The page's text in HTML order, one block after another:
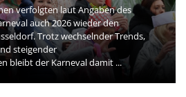
verfolgten laut Angaben des
auch 2026 wieder den
Trotz wechselnder Trends,
steigender
bleibt der Karneval damit ...